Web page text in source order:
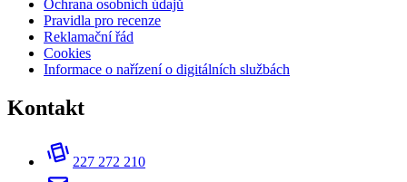
Ochrana osobních údajů
Pravidla pro recenze
Reklamační řád
Cookies
Informace o nařízení o digitálních službách
Kontakt
227 272 210